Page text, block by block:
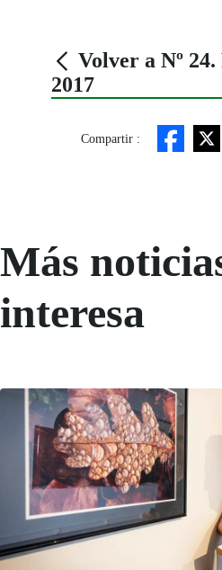
Volver a Nº
2017
Compartir :
Más
interesa